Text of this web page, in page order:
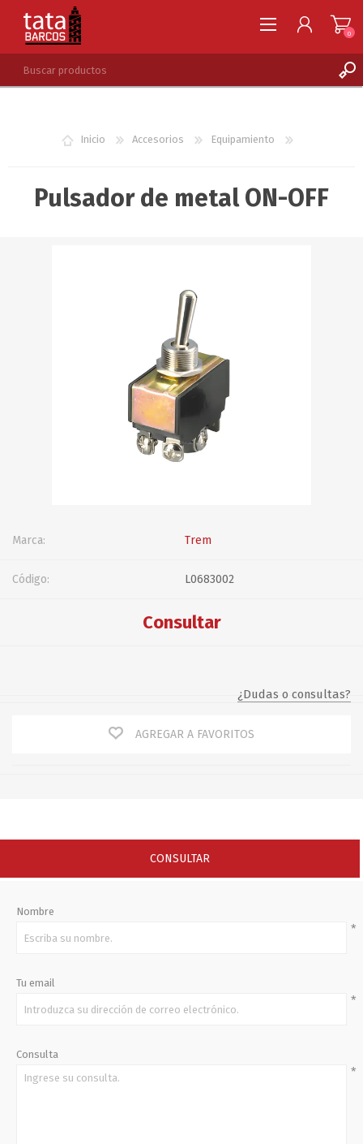
LISTA DE DESEOS
0
Inicio Accesorios Equipamiento
Pulsador de metal ON-OFF
Marca: Trem
Código: L0683002
Consultar
¿Dudas o consultas?
AGREGAR A FAVORITOS
CONSULTAR
Nombre
*
Tu email
*
Consulta
*